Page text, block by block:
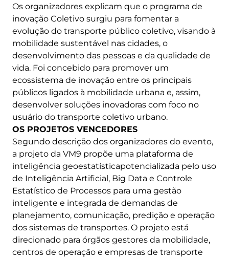
Os organizadores explicam que o programa de
inovação Coletivo surgiu para fomentar a
evolução do transporte público coletivo, visando à
mobilidade sustentável nas cidades, o
desenvolvimento das pessoas e da qualidade de
vida. Foi concebido para promover um
ecossistema de inovação entre os principais
públicos ligados à mobilidade urbana e, assim,
desenvolver soluções inovadoras com foco no
usuário do transporte coletivo urbano.
OS PROJETOS VENCEDORES
Segundo descrição dos organizadores do evento,
a projeto da VM9 propõe uma plataforma de
inteligência geoestatísticapotencializada pelo uso
de Inteligência Artificial, Big Data e Controle
Estatístico de Processos para uma gestão
inteligente e integrada de demandas de
planejamento, comunicação, predição e operação
dos sistemas de transportes. O projeto está
direcionado para órgãos gestores da mobilidade,
centros de operação e empresas de transporte